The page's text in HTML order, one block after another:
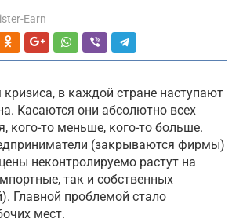
Earn
кризиса, в каждой стране наступают
Касаются они абсолютно всех
кого-то меньше, кого-то больше.
(закрываются фирмы)
неконтролируемо растут на
так и собственных
Главной проблемой стало
мест.